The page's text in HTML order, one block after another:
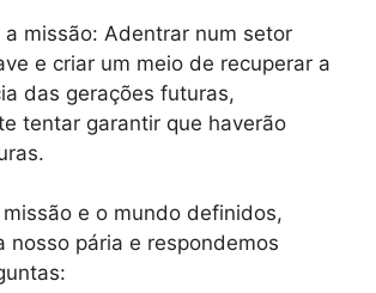
a missão: Adentrar num setor
e criar um meio de recuperar a
das gerações futuras,
tentar garantir que haverão
e o mundo definidos,
nosso pária e respondemos